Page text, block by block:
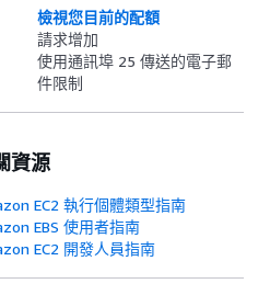
檢視您目前的配額
請求增加
使用通訊埠 25 傳送的電子郵
件限制
資源
EC2 執行個體類型指南
EBS 使用者指南
EC2 開發人員指南